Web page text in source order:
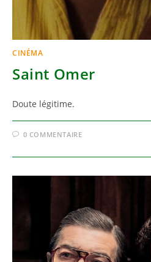
CINÉMA
Saint Omer
Doute légitime.
0 COMMENTAIRE